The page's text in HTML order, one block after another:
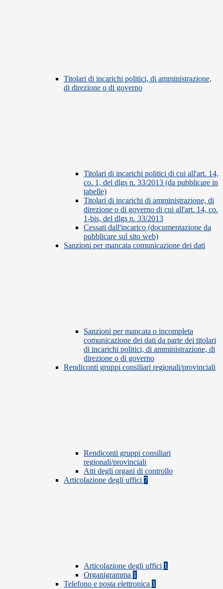
Titolari di incarichi politici, di amministrazione,
di direzione o di governo
Titolari di incarichi politici di cui all'art. 14,
co. 1, del dlgs n. 33/2013 (da pubblicare in
tabelle)
Titolari di incarichi di amministrazione, di
direzione o di governo di cui all'art. 14, co.
1-bis, del dlgs n. 33/2013
Cessati dall'incarico (documentazione da
pubblicare sul sito web)
Sanzioni per mancata comunicazione dei dati
Sanzioni per mancata o incompleta
comunicazione dei dati da parte dei titolari
di incarichi politici, di amministrazione, di
direzione o di governo
Rendiconti gruppi consiliari regionali/provinciali
Rendiconti gruppi consiliari
regionali/provinciali
Atti degli organi di controllo
Articolazione degli uffici 7
Articolazione degli uffici 1
Organigramma 1
Telefono e posta elettronica 1